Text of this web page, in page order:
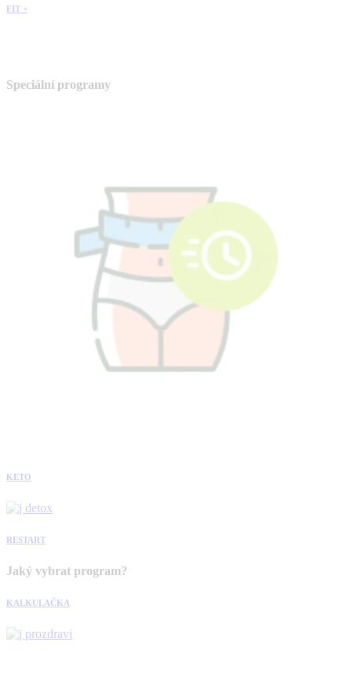
FIT +
Speciální programy
KETO
RESTART
Jaký vybrat program?
KALKULAČKA